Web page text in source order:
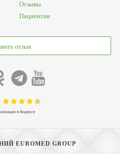
Отзывы
Пациентам
отзыв
EUROMED GROUP